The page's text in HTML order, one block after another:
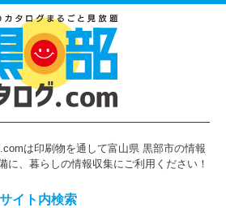
は印刷物を通して富山県 黒部市の情報
に、暮らしの情報収集にご利用ください！
サイト内検索